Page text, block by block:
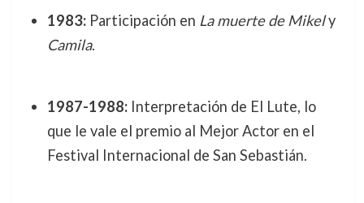
1983:Participación en La muerte de Mikely
Camila.
1987-1988:Interpretación de El Lute, lo
que le vale el premio al Mejor Actor en el
Festival Internacional de San Sebastián.